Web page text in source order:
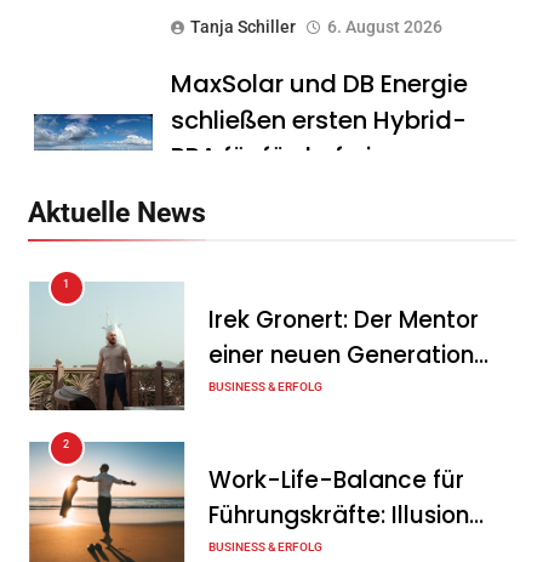
Tanja Schiller 6. August 2026
MaxSolar und DB Energie
schließen ersten Hybrid-
PPA für förderfreie
Tanja Schiller
Geschäftsverlauf im
zweiten Quartal
Intersolar-Trend 2026:
Warum Batteriespeicher
zum wichtigsten Baustein
Aktuelle News
1
Irek Gronert: Der Mentor
einer neuen Generation
von Unternehmern
BUSINESS & ERFOLG
2
Work-Life-Balance für
Führungskräfte: Illusion
oder echte Chance?
BUSINESS & ERFOLG